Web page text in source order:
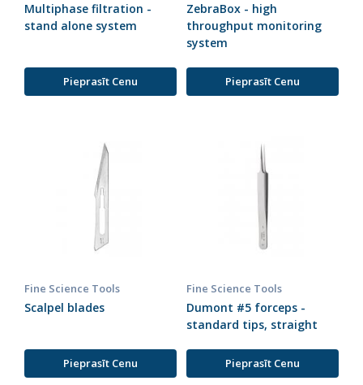
Multiphase filtration -
stand alone system
Pieprasīt Cenu
ZebraBox - high
throughput monitoring
system
Pieprasīt Cenu
Fine Science Tools
Scalpel blades
Pieprasīt Cenu
Fine Science Tools
Dumont #5 forceps -
standard tips, straight
Pieprasīt Cenu